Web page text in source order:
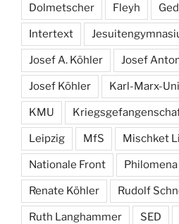
Dolmetscher Fleyh
Intertext
Josef A. Köhler Josef
Josef Köhler Karl-Marx-
KMU
Leipzig MfS Mischket
Nationale Front
Renate Köhler Rudolf
Ruth Langhammer SED